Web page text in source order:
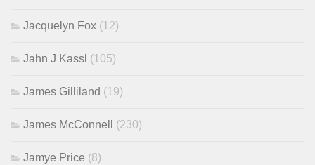
Jacquelyn Fox (12)
Jahn J Kassl (105)
James Gilliland (19)
James McConnell (230)
Jamye Price (8)